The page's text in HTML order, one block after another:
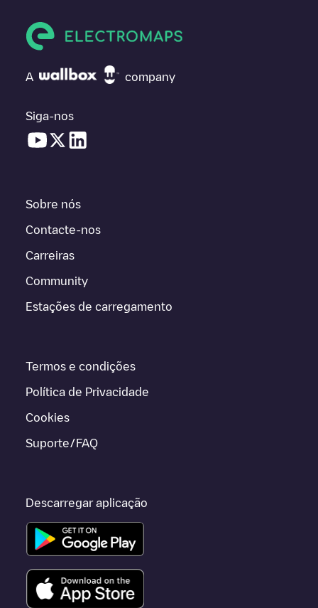
A company
Siga-nos
Sobre nós
Contacte-nos
Carreiras
Community
Estações de carregamento
Termos e condições
Política de Privacidade
Cookies
Suporte/FAQ
Descarregar aplicação